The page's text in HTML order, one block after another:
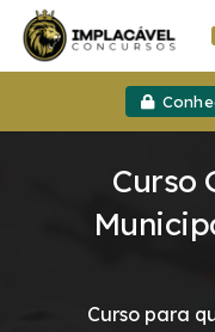
Curso
Curso para